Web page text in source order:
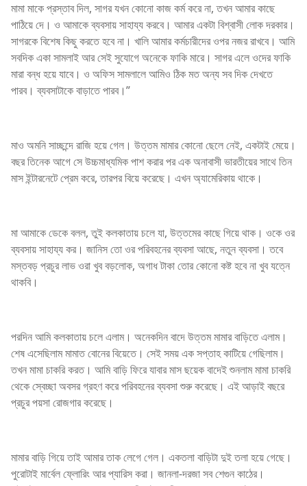
মামা মাকে প্রস্তাব দিল, সাগর যখন কোনো কাজ কর্ম করে না, তখন আমার কাছে
পাঠিয়ে দে। ও আমাকে ব্যবসায় সাহায্য করবে। আমার একটা বিশ্বাসী লোক দরকার।
সাগরকে বিশেষ কিছু করতে হবে না। খালি আমার কর্মচারীদের ওপর নজর রাখবে। আমি
সবদিক একা সামলাই আর সেই সুযোগে অনেকে ফাকি মারে। সাগর এলে ওদের ফাকি
মারা বন্ধ হয়ে যাবে। ও অফিস সামলালে আমিও ঠিক মত অন্য সব দিক দেখতে
পারব। ব্যবসাটাকে বাড়াতে পারব।”
মাও অমনি সাচ্ছন্দে রাজি হয়ে গেল। উত্তম মামার কোনো ছেলে নেই, একটাই মেয়ে।
বছর তিনেক আগে সে উচ্চমাধ্যমিক পাশ করার পর এক অনাবাসী ভারতীয়ের সাথে তিন
মাস ইন্টারনেটে প্রেম করে, তারপর বিয়ে করেছে। এখন অ্যামেরিকায় থাকে।
মা আমাকে ডেকে বলল, তুই কলকাতায় চলে যা, উত্তমের কাছে গিয়ে থাক। ওকে ওর
ব্যবসায় সাহায্য কর। জানিস তো ওর পরিবহনের ব্যবসা আছে, নতুন ব্যবসা। তবে
মস্তবড় প্রচুর লাভ ওরা খুব বড়লোক, অগাধ টাকা তোর কোনো কষ্ট হবে না খুব যত্নে
থাকবি।
পরদিন আমি কলকাতায় চলে এলাম। অনেকদিন বাদে উত্তম মামার বাড়িতে এলাম।
শেষ এসেছিলাম মামাত বোনের বিয়েতে। সেই সময় এক সপ্তাহ কাটিয়ে গেছিলাম।
তখন মামা চাকরি করত। আমি বাড়ি ফিরে যাবার মাস ছয়েক বাদেই শুনলাম মামা চাকরি
থেকে স্বেচ্ছা অবসর গ্রহণ করে পরিবহনের ব্যবসা শুরু করেছে। এই আড়াই বছরে
প্রচুর পয়সা রোজগার করেছে।
মামার বাড়ি গিয়ে তাই আমার তাক লেগে গেল। একতলা বাড়িটা দুই তলা হয়ে গেছে।
পুরোটাই মার্বেল ফ্লোরিং আর প্যারিস করা। জানলা-দরজা সব শেগুন কাঠের।